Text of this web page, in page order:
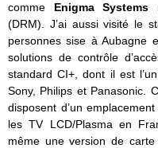
comme Enigma Systems
(DRM). J’ai aussi visité le
personnes sise à Aubagne
solutions de contrôle
standard CI+, dont il est
Sony, Philips et Panasonic.
disposent d’un
les TV LCD/Plasma en
même une version de